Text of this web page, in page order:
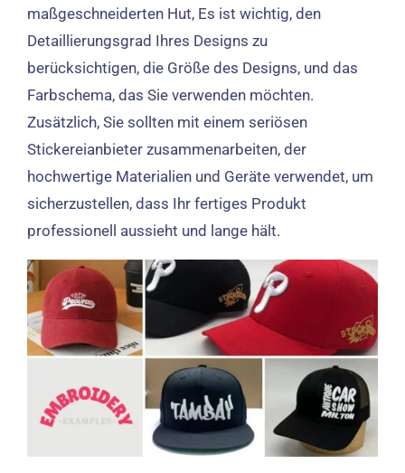
maßgeschneiderten Hut, Es ist wichtig, den
Detaillierungsgrad Ihres Designs zu
berücksichtigen, die Größe des Designs, und das
Farbschema, das Sie verwenden möchten.
Zusätzlich, Sie sollten mit einem seriösen
Stickereianbieter zusammenarbeiten, der
hochwertige Materialien und Geräte verwendet, um
sicherzustellen, dass Ihr fertiges Produkt
professionell aussieht und lange hält.